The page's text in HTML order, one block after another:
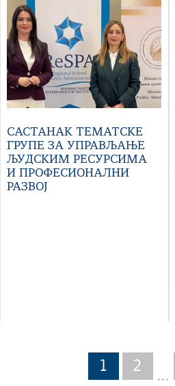
САСТАНАК ТЕМАТСКЕ
ГРУПЕ ЗА УПРАВЉАЊЕ
ЉУДСКИМ РЕСУРСИМА
И ПРОФЕСИОНАЛНИ
РАЗВОЈ
1 2
...